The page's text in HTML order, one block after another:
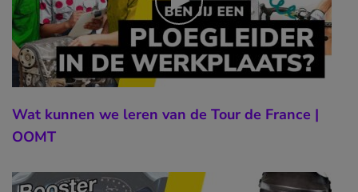
Wat kunnen we leren van de Tour de France |
OOMT